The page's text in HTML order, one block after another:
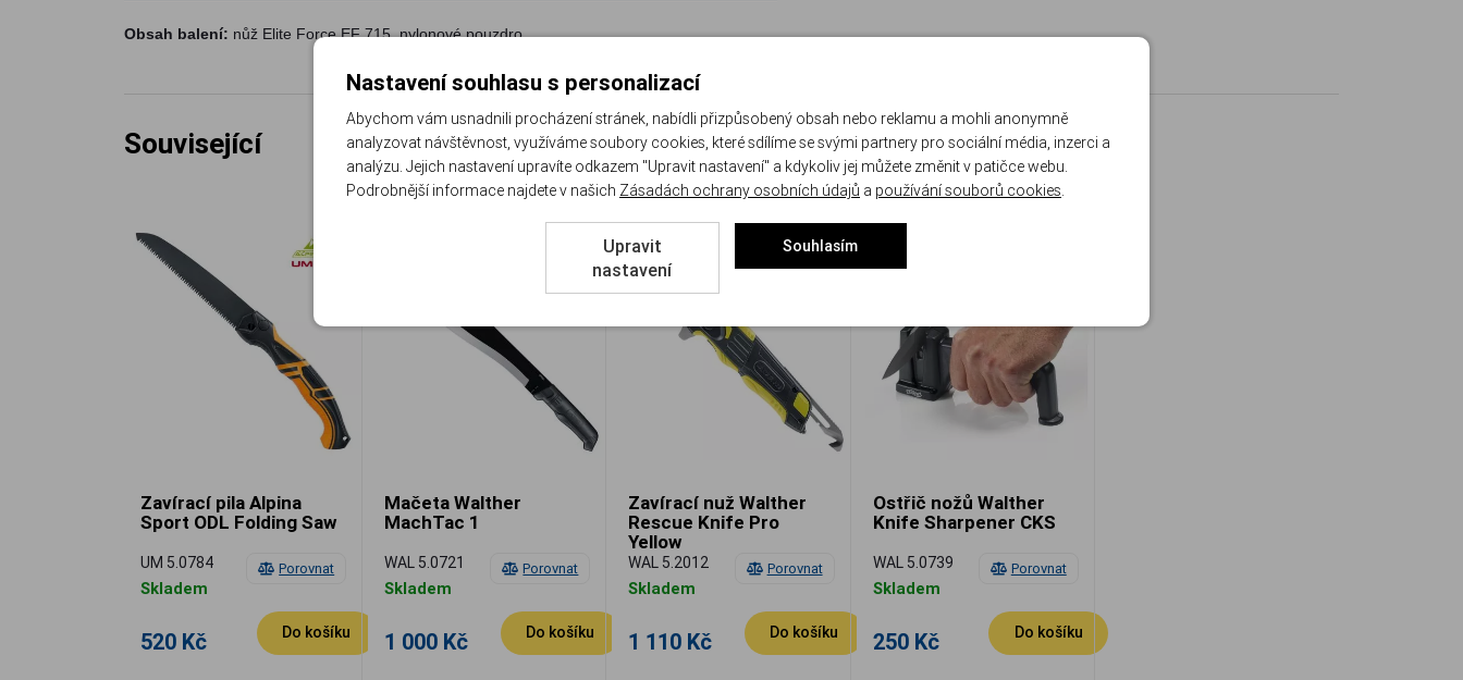
Obsah balení: nůž Elite Force EF 715, nylonové pouzdro.
Související
Porovnat
Zavírací pila Alpina
Sport ODL Folding Saw
UM 5.0784
Skladem
520 Kč Do košíku
Porovnat
Mačeta Walther
MachTac 1
WAL 5.0721
Skladem
1 000 Kč Do košíku
Porovnat
Zavírací nuž Walther
Rescue Knife Pro
Yellow
WAL 5.2012
Skladem
1 110 Kč Do košíku
Porovnat
Ostřič nožů Walther
Knife Sharpener CKS
WAL 5.0739
Skladem
250 Kč Do košíku
Nastavení souhlasu s personalizací
Abychom vám usnadnili procházení stránek, nabídli přizpůsobený obsah nebo reklamu a mohli anonymně
analyzovat návštěvnost, využíváme soubory cookies, které sdílíme se svými partnery pro sociální média, inzerci a
analýzu. Jejich nastavení upravíte odkazem "Upravit nastavení" a kdykoliv jej můžete změnit v patičce webu.
Podrobnější informace najdete v našich Zásadách ochrany osobních údajů a používání souborů cookies
Upravit
nastavení
Souhlasím